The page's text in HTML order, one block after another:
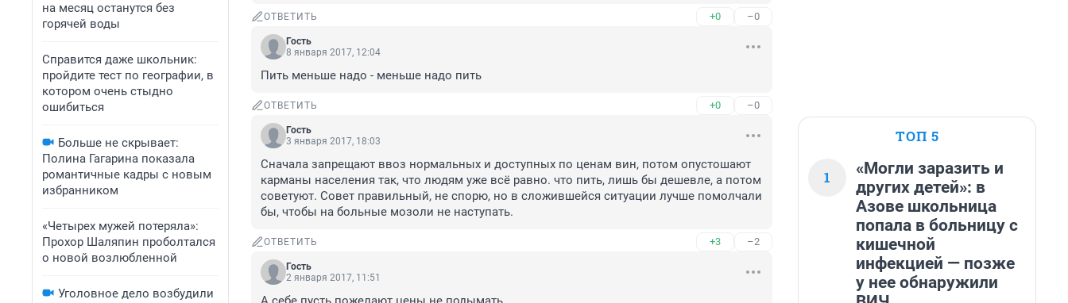
на месяц останутся без
горячей воды
Справится даже школьник:
пройдите тест по географии, в
котором очень стыдно
ошибиться
Больше не скрывает:
Полина Гагарина показала
романтичные кадры с новым
избранником
«Четырех мужей потеряла»:
Прохор Шаляпин проболтался
о новой возлюбленной
Уголовное дело возбудили
ОТВЕТИТЬ +0 –0
Гость
8 января 2017, 12:04
Пить меньше надо - меньше надо пить
ОТВЕТИТЬ +0 –0
Гость
3 января 2017, 18:03
Сначала запрещают ввоз нормальных и доступных по ценам вин, потом опустошают
карманы населения так, что людям уже всё равно. что пить, лишь бы дешевле, а потом
советуют. Совет правильный, не спорю, но в сложившейся ситуации лучше помолчали
бы, чтобы на больные мозоли не наступать.
ОТВЕТИТЬ +3 –2
Гость
2 января 2017, 11:51
ТОП 5
1
«Могли заразить и
других детей»: в
Азове школьница
попала в больницу с
кишечной
инфекцией — позже
у нее обнаружили